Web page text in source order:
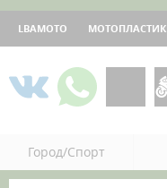
LBAMOTO МОТОПЛАСТИК
Город/Спорт